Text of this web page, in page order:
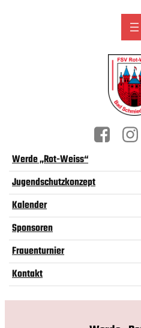
Werde „Rot-Weiss“
Jugendschutzkonzept
Kalender
Sponsoren
Frauenturnier
Kontakt